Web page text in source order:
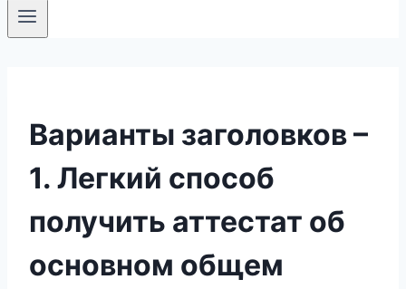
Варианты заголовков –
1. Легкий способ
получить аттестат об
основном общем